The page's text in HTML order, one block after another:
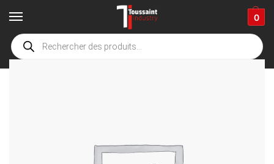
0
Accueil boutique / Accessoires de nettoyage